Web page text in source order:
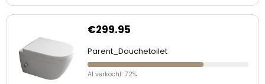
€299.95
Parent_Douchetoilet
Al verkocht: 72%